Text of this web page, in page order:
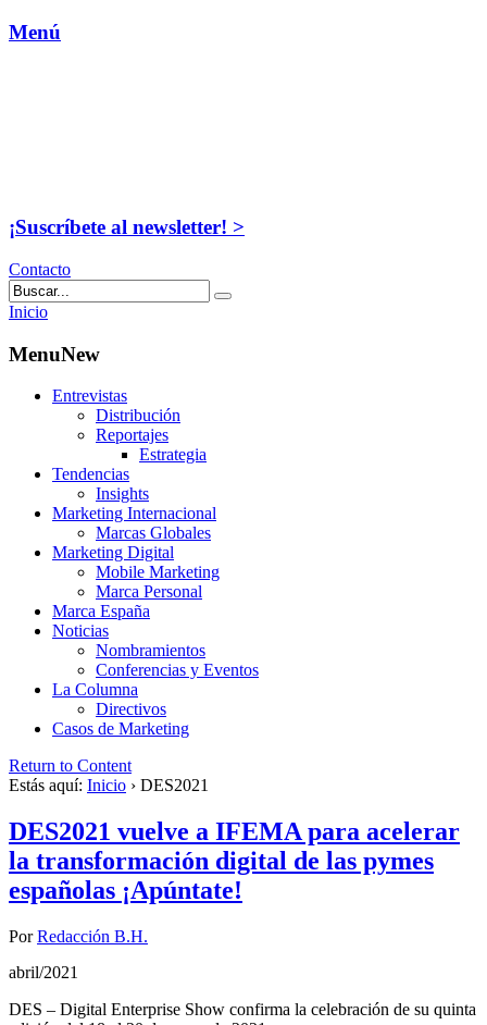
Menú
¡Suscríbete al newsletter! >
Contacto
Inicio
MenuNew
Entrevistas
Distribución
Reportajes
Estrategia
Tendencias
Insights
Marketing Internacional
Marcas Globales
Marketing Digital
Mobile Marketing
Marca Personal
Marca España
Noticias
Nombramientos
Conferencias y Eventos
La Columna
Directivos
Casos de Marketing
Return to Content
Estás aquí: Inicio › DES2021
DES2021 vuelve a IFEMA para acelerar
la transformación digital de las pymes
españolas ¡Apúntate!
PorRedacción B.H.
abril/2021
DES – Digital Enterprise Show confirma la celebración de su quinta